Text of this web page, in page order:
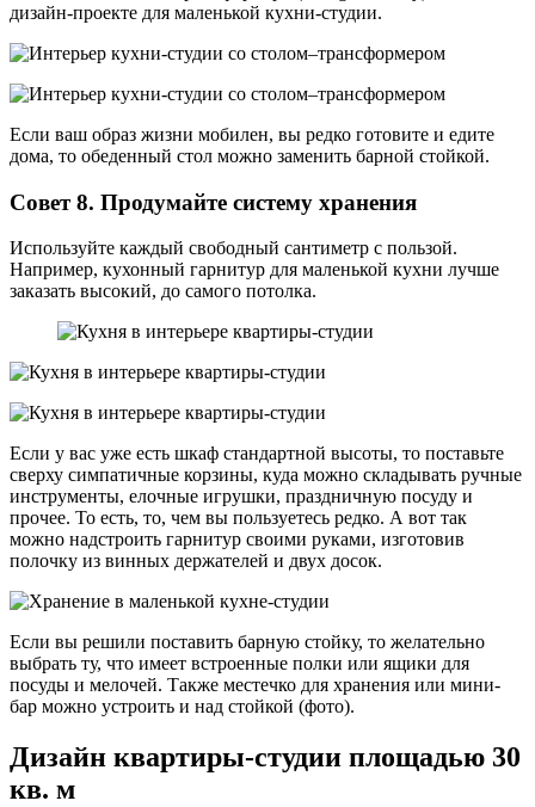
дизайн-проекте для маленькой кухни-студии.
Если ваш образ жизни мобилен, вы редко готовите и едите
дома, то обеденный стол можно заменить барной стойкой.
Совет 8. Продумайте систему хранения
Используйте каждый свободный сантиметр с пользой.
Например, кухонный гарнитур для маленькой кухни лучше
заказать высокий, до самого потолка.
Если у вас уже есть шкаф стандартной высоты, то поставьте
сверху симпатичные корзины, куда можно складывать ручные
инструменты, елочные игрушки, праздничную посуду и
прочее. То есть, то, чем вы пользуетесь редко. А вот так
можно надстроить гарнитур своими руками, изготовив
полочку из винных держателей и двух досок.
Если вы решили поставить барную стойку, то желательно
выбрать ту, что имеет встроенные полки или ящики для
посуды и мелочей. Также местечко для хранения или мини-
бар можно устроить и над стойкой (фото).
Дизайн квартиры-студии площадью 30
кв. м